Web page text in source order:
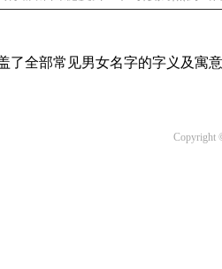
了全部常见男女名字的字义及寓
Copyright